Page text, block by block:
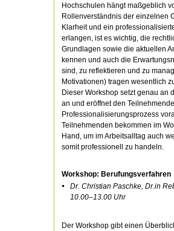
Hochschulen hängt maßgeblich
Rollenverständnis der einzelnen
Klarheit und ein
erlangen, ist es wichtig, die
Grundlagen sowie die aktuellen
kennen und auch die
sind, zu reflektieren und zu
Motivationen) tragen wesentlich
Dieser Workshop setzt genau an
an und eröffnet den
Professionalisierungsprozess
Teilnehmenden bekommen im
Hand, um im Arbeitsalltag auch
somit professionell zu handeln.
Workshop: Berufungsverfahren
Dr. Christian Paschke, Dr.in
10.00–13.00 Uhr
Der Workshop gibt einen